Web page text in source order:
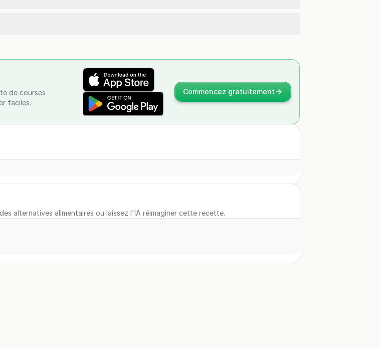
de courses
faciles.
Commencez gratuitement
alternatives alimentaires ou laissez l'IA réimaginer cette recette.